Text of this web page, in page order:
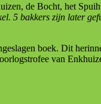
de Bocht, het
5 bakkers zijn later
boek. Dit
van